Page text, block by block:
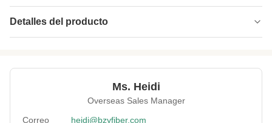
Detalles del producto
Specification: 1,56D*38mm
Regeneración
Color: Blanco
Ms. Heidi
Overseas Sales Manager
Correo
heidi@bzyfiber.com